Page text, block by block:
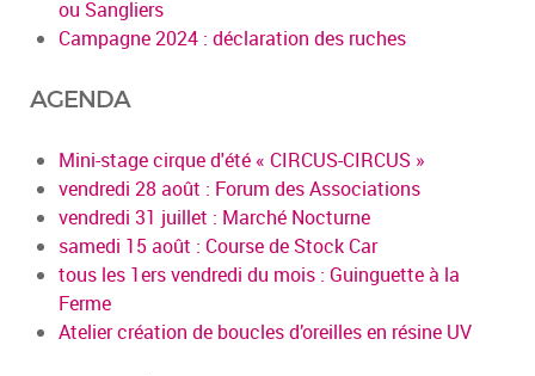
ou Sangliers
Campagne 2024 : déclaration des ruches
AGENDA
Mini-stage cirque d'été « CIRCUS-CIRCUS »
vendredi 28 août : Forum des Associations
vendredi 31 juillet : Marché Nocturne
samedi 15 août : Course de Stock Car
tous les 1ers vendredi du mois : Guinguette à la
Ferme
Atelier création de boucles d’oreilles en résine UV